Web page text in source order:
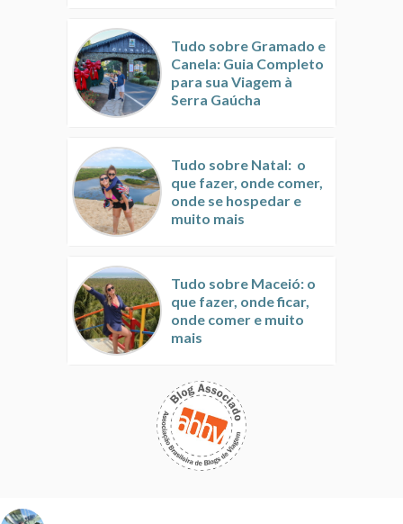
Tudo sobre Gramado e
Canela: Guia Completo
para sua Viagem à
Serra Gaúcha
Tudo sobre Natal: o
que fazer, onde comer,
onde se hospedar e
muito mais
Tudo sobre Maceió: o
que fazer, onde ficar,
onde comer e muito
mais